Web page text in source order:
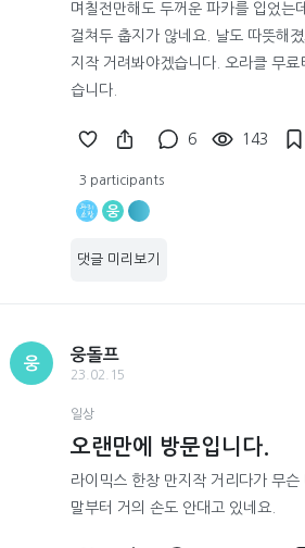
며칠전만해도 두꺼운 파카를 입었는
걸쳐두 춥지가 않네요. 날도 따뜻해
지작 거려봐야겠습니다. 오라클 무
습니다.
6 143
3 participants
웅
댓글 미리보기
웅
웅돌프
23.02.15
일상
오랜만에 방문입니다.
라이믹스 한창 만지작 거리다가 무
말부터 거의 손도 안대고 있네요.